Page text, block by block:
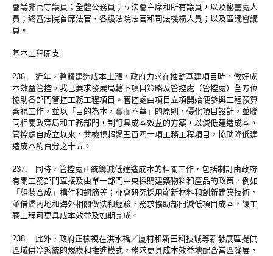
會議非官守議員；全體公務員；立法會主席和所有議員，以及秘書處人
員；終審法院首席法官、各級法院法官和司法機構人員；以及區議會議
員。
基本工程開支
236. 近年，整體建造成本上漲，政府力求在推動基建項目時，做好成
本效益管控。我已要求發展局轄下項目策略及管控處（管控處）全方位
協助各部門管控工務工程項目。管控處由項目立項開始便參與工程預算
審視工作，並以「目的為本，實而不華」的原則，優化項目設計，並聯
同相關政策局和工務部門，制訂具成本效益的方案，以減低建造成本。
管控處自成立以來，共檢視超過五百四十項工務工程項目，協助降低建
造成本約百分之十五。
237. 同時，管控處正統籌減低建造成本的相關工作，包括制訂由政府
有關工務部門直接及由單一部門中央採購建築物料和產品的政策，例如
「組裝合成」構件和鋼筋等；亦會研究採用嶄新材料和創新建築技術，
並借鑑內地和海外相關做法和經驗，務求協助部門減低項目成本，讓工
務工程可更具成本效益及如期完成。
238. 此外，政府正檢視在洪水橋／厦村和新田科技城等新發展區提供
區域供冷系統的規模和推進模式，務求更具成本效益地配合當區發展，